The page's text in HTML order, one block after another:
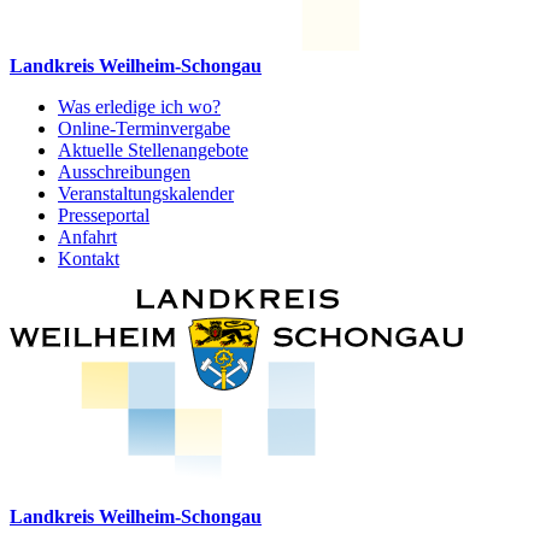
Landkreis Weilheim-Schongau
Was erledige ich wo?
Online-Terminvergabe
Aktuelle Stellenangebote
Ausschreibungen
Veranstaltungskalender
Presseportal
Anfahrt
Kontakt
Landkreis Weilheim-Schongau